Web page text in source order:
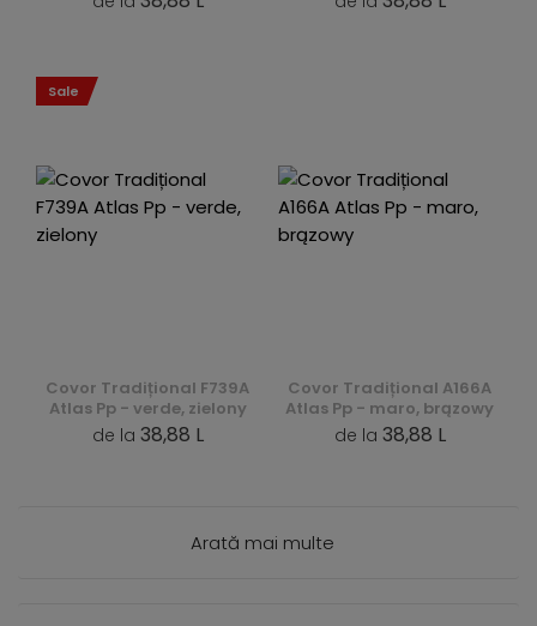
Covor Tradițional F739A
Atlas Pp - verde, zielony
de la 38,88 L
Sale
Covor Tradițional A166A
Atlas Pp - maro, brązowy
de la 38,88 L
Arată mai multe